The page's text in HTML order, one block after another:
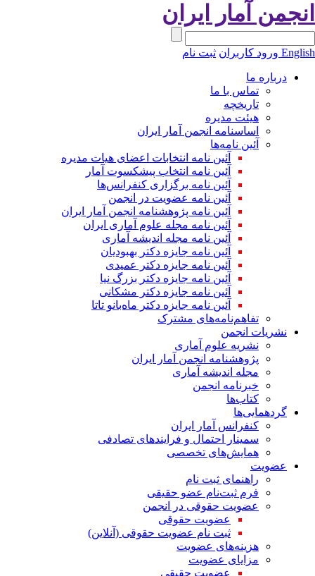
آمار ایران
ورود کاربران ثبت نام
درباره ما
تماس با ما
تاریخچه
هیئت مدیره
اساسنامه انجمن آمار ایران
آئین نامه‌ها
آئین نامه انتخابات اعضای هیات مدیره
آئین نامه انتخاب پیشکسوت آمار
آئین نامه برگزاری کنفرانس‌ها
آئین نامه عضویت در انجمن
آئین نامه پژوهشنامه انجمن آمار ایران
آئین نامه مجله علوم آماری ایران
آئین نامه مجله اندیشه آماری
آئین‌ نامه جایزه دکتر بهبودیان
آئین نامه جایزه دکتر عمیدی
آئین نامه جایزه دکتر بزرگ نیا
آئین نامه جایزه دکتر مشکانی
آئین نامه جایزه دکتر ماه‌بانو تاتا
تفاهم‌نامه‌های مشترک
نشریات انجمن
نشریه علوم آماری
پژوهشنامه انجمن آمار ایران
مجله اندیشه آماری
خبرنامه انجمن
کتاب‌ها
گردهمایی‌ها
کنفرانس آمار ایران
سمینار احتمال و فرایندهای تصادفی
همایش‌های تخصصی
عضویت
راهنمای ثبت نام
فرم ثبت‌نام عضو حقیقی
عضویت حقوقی در انجمن
عضویت حقوقی
ثبت نام عضویت حقوقی (آنلاین)
هزینه‌های عضویت
مزایای عضویت
عضویت حقیقی